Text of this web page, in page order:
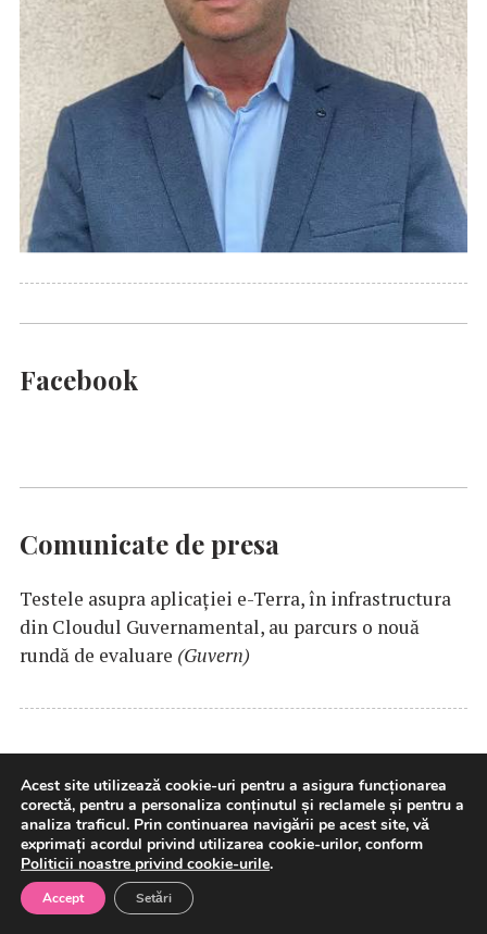
Facebook
Comunicate de presa
Testele asupra aplicaţiei e-Terra, în infrastructura
din Cloudul Guvernamental, au parcurs o nouă
rundă de evaluare (Guvern)
NestPlus semnează cu Exim Banca Românească o
finanțare de 10 milioane de euro pentru Brăila
Plaza, primul street mall din Brăila
Paralela45 accelerează extinderea în centre
Acest site utilizează cookie-uri pentru a asigura funcționarea
corectă, pentru a personaliza conținutul și reclamele și pentru a
analiza traficul. Prin continuarea navigării pe acest site, vă
exprimați acordul privind utilizarea cookie-urilor, conform
Politicii noastre privind cookie-urile.
Accept Setări